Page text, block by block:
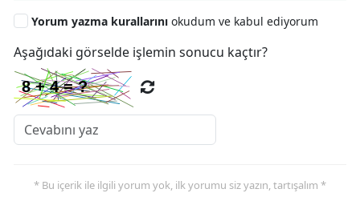
Yorum yazma kurallarını okudum ve kabul ediyorum
Aşağıdaki görselde işlemin sonucu kaçtır?
* Bu içerik ile ilgili yorum yok, ilk yorumu siz yazın, tartışalım *